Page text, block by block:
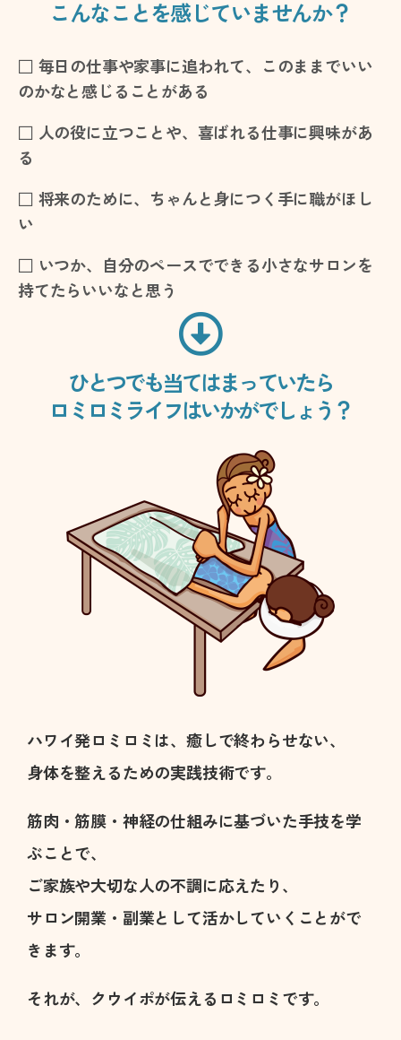
こんなことを感じていませんか？
□ 毎日の仕事や家事に追われて、
このままでいい
のかなと感じることがある
□ 人の役に立つことや、 喜ばれる仕事に興味があ
る
□ 将来のために、 ちゃんと身につく手に職がほし
い
□ いつか、
自分のペースでできる小さなサロンを
持てたらいいなと思う
ひとつでも当てはまっていたら
ロミロミライフはいかがでしょう？
ハワイ発ロミロミは、癒しで終わらせない、
身体を整えるための実践技術です。
筋肉・筋膜・神経の仕組みに基づいた手技を学
ぶことで、
ご家族や大切な人の不調に応えたり、
サロン開業・副業として活かしていくことがで
きます。
それが、クウイポが伝えるロミロミです。